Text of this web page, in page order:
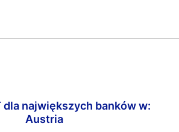
dla największych banków w:
Austria